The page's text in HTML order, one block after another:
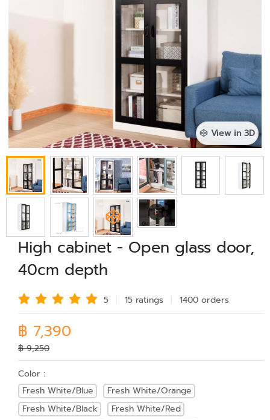
View in 3D
High cabinet - Open glass door,
40cm depth
5 15 ratings 1400 orders
฿ 7,390
฿ 9,250
Color :
Fresh White/Blue
Fresh White/Orange
Fresh White/Black
Fresh White/Red